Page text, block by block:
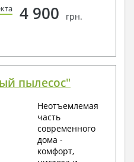
4 900 грн.
пылесос"
Неотъемлемая
часть
современного
дома -
комфорт,